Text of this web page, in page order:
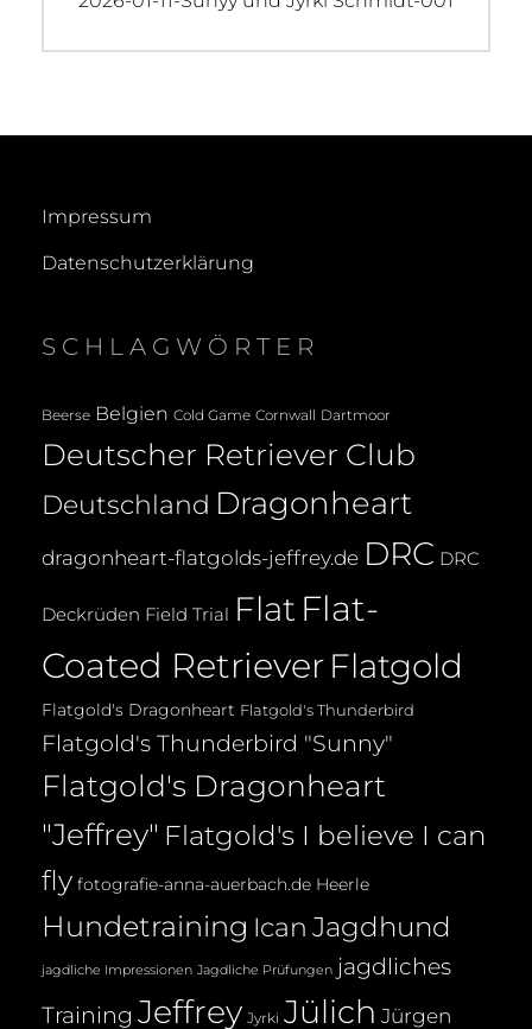
Impressum
Datenschutzerklärung
SCHLAGWÖRTER
Beerse Belgien Cold Game Cornwall Dartmoor
Deutscher Retriever Club
Deutschland Dragonheart
dragonheart-flatgolds-jeffrey.de DRC DRC
Deckrüden Field Trial Flat Flat-
Coated Retriever Flatgold
Flatgold's Dragonheart Flatgold's Thunderbird
Flatgold's Thunderbird "Sunny"
Flatgold's Dragonheart
"Jeffrey" Flatgold's I believe I can
fly fotografie-anna-auerbach.de Heerle
Hundetraining Ican Jagdhund
jagdliche Impressionen Jagdliche Prüfungen jagdliches
Training Jeffrey Jyrki Jülich Jürgen